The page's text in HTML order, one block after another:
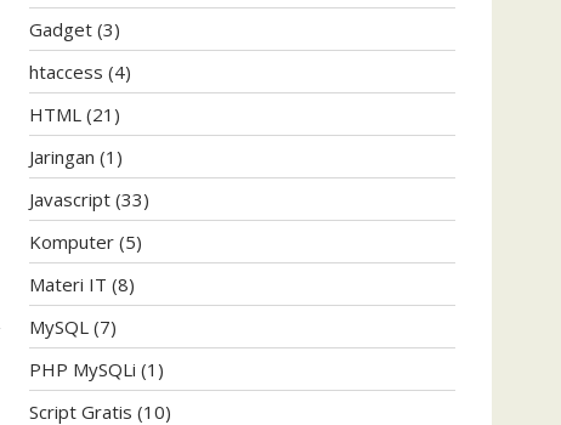
Gadget (3)
htaccess (4)
HTML (21)
Jaringan (1)
Javascript (33)
Komputer (5)
Materi IT (8)
MySQL (7)
PHP MySQLi (1)
Script Gratis (10)